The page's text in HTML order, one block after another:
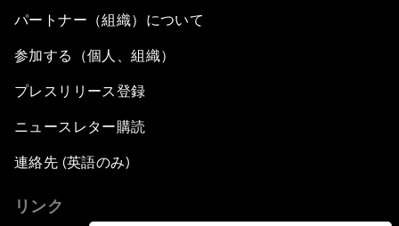
パートナー（組織）について
参加する（個人、組織）
プレスリリース登録
ニュースレター購読
連絡先 (英語のみ)
リンク